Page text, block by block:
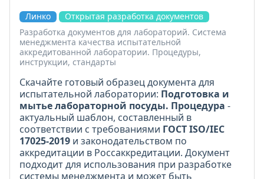
Линко
Открытая разработка документов
Разработка документов для лабораторий. Система
менеджмента качества испытательной
аккредитованной лаборатории. Процедуры,
инструкции, стандарты
Скачайте готовый образец документа для
испытательной лаборатории: Подготовка и
мытье лабораторной посуды. Процедура -
актуальный шаблон, составленный в
соответствии с требованиями ГОСТ ISO/IEC
17025-2019 и законодательством по
аккредитации в Россаккредитации. Документ
подходит для использования при разработке
системы менеджмента и может быть